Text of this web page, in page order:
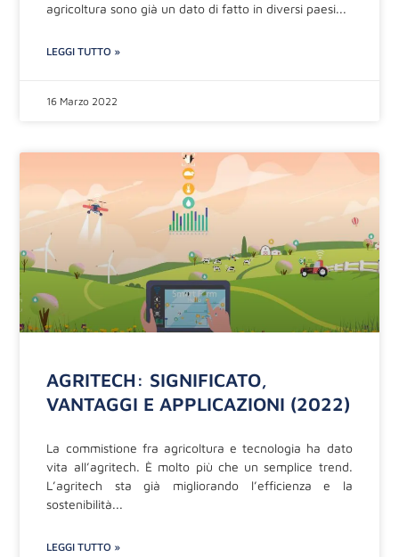
agricoltura sono già un dato di fatto in diversi paesi
LEGGI TUTTO »
16 Marzo 2022
AGRITECH: SIGNIFICATO,
VANTAGGI E APPLICAZIONI (2022)
La commistione fra agricoltura e tecnologia ha dato
vita all’agritech. È molto più che un semplice trend.
L’agritech sta già migliorando l’efficienza e la
sostenibilità
LEGGI TUTTO »